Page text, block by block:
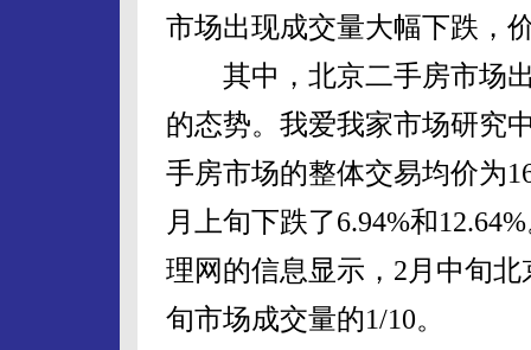
市场出现成交量大幅下跌，
其中，北京二手房市场出
的态势。我爱我家市场研究
手房市场的整体交易均价为
月上旬下跌了6.94%和
理网的信息显示，2月中旬
旬市场成交量的1/10。